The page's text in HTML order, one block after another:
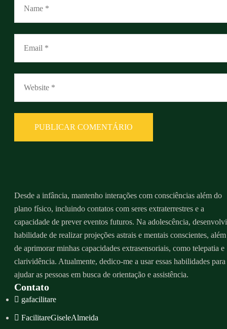
Desde a infância, mantenho interações com consciências além do
plano físico, incluindo contatos com seres extraterrestres e a
capacidade de prever eventos futuros. Na adolescência,
habilidade de realizar projeções astrais e mentais conscientes, além
de aprimorar minhas capacidades extrasensoriais, como telepatia e
clarividência. Atualmente, dedico-me a usar essas habilidades para
ajudar as pessoas em busca de orientação e assistência.
Contato
gafacilitare
FacilitareGiseleAlmeida